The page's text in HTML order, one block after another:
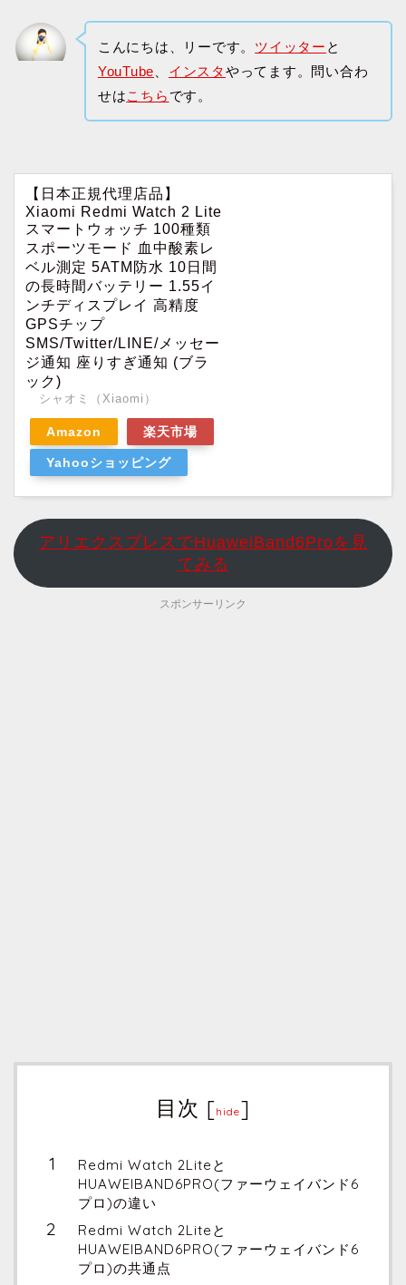
こんにちは、リーです。 ツイッター と
YouTube
インスタやってます。問い合わ
せはこちら です。
【日本正規代理店品】
Xiaomi Redmi Watch 2 Lite
スマートウォッチ 100種類
スポーツモード 血中酸素レ
ベル測定 5ATM防水 10日間
の長時間バッテリー 1.55イ
ンチディスプレイ 高精度
GPSチップ
SMS/Twitter/LINE/メッセー
ジ通知 座りすぎ通知 (ブラ
ック)
シャオミ（Xiaomi）
Amazon 楽天市場
Yahooショッピング
アリエクスプレスでHuaweiBand6Proを見
てみる
スポンサーリンク
目次 [hide]
Redmi Watch 2Liteと
HUAWEIBAND6PRO(ファーウェイバンド6
プロ)の違い
Redmi Watch 2Liteと
HUAWEIBAND6PRO(ファーウェイバンド6
プロ)の共通点